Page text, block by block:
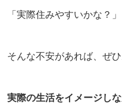
「実際住みやすいかな？」
そんな不安があれば、ぜ
実際の生活をイメージし